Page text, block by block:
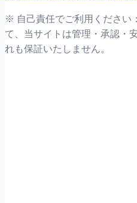
※ 自己責任でご利用ください
て、当サイトは管理・承認・
れも保証いたしません。